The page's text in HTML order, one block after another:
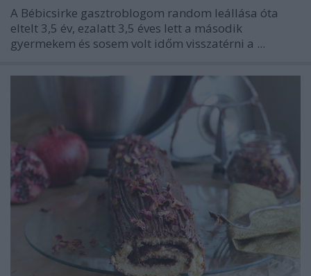
A Bébicsirke gasztroblogom random leállása óta
eltelt 3,5 év, ezalatt 3,5 éves lett a második
gyermekem és sosem volt időm visszatérni a ...